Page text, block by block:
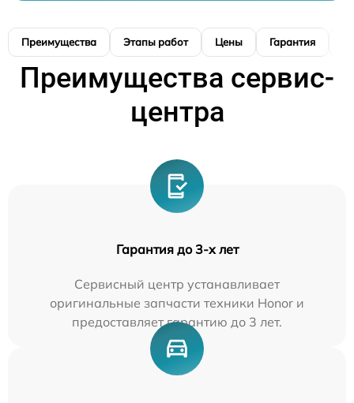
Преимущества Этапы работ Цены Гарантия
Преимущества сервис-
центра
Гарантия до 3-х лет
Сервисный центр устанавливает
оригинальные запчасти техники Honor и
предоставляет гарантию до 3 лет.